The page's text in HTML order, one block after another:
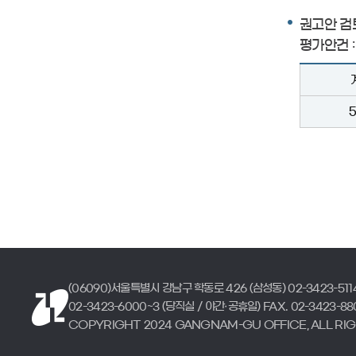
권고안 검
평가안건
(06090)서울특별시 강남구 학동로 426 (삼성동) 02-3423-
02-3423-6000~3 (당직실 / 야간·공휴일) FAX. 02-3423-
COPYRIGHT 2024 GANGNAM-GU OFFICE, ALL